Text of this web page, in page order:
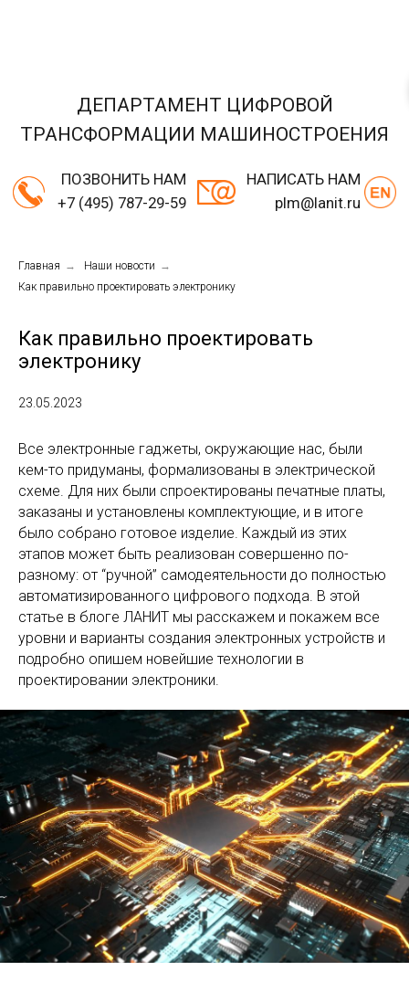
ПОЗВОНИТЬ НАМ
+7 (495) 787-29-59
НАПИСАТЬ НАМ
plm@lanit.ru
ТРАНСФОРМАЦИИ МАШИНОСТРОЕНИЯ
Главная → Наши новости →
Как правильно проектировать электронику
Как правильно проектировать
электронику
23.05.2023
Все электронные гаджеты, окружающие нас, были
кем-то придуманы, формализованы в электрической
схеме. Для них были спроектированы печатные платы,
заказаны и установлены комплектующие, и в итоге
было собрано готовое изделие. Каждый из этих
этапов может быть реализован совершенно по-
разному: от “ручной” самодеятельности до полностью
автоматизированного цифрового подхода. В этой
статье в блоге ЛАНИТ мы расскажем и покажем все
уровни и варианты создания электронных устройств и
подробно опишем новейшие технологии в
проектировании электроники.